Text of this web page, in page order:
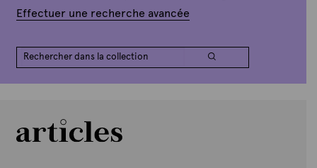
Effectuer une recherche avancée